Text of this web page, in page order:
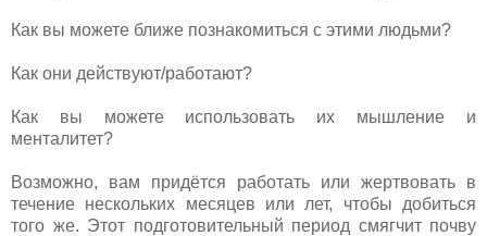
Как вы можете ближе познакомиться с этими людьми?
Как они действуют/работают?
Как вы можете использовать их мышление и
менталитет?
Возможно, вам придётся работать или жертвовать в
течение нескольких месяцев или лет, чтобы добиться
того же. Этот подготовительный период смягчит почву